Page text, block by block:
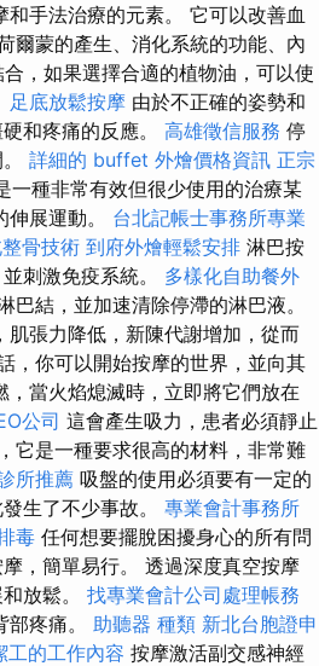
手法治療的元素。 它可以改善血
爾蒙的產生、消化系統的功能、內
，如果選擇合適的植物油，可以使
足底放鬆按摩 由於不正確的姿勢和
和疼痛的反應。 高雄徵信服務 停
詳細的 buffet 外燴價格資訊 正宗
一種非常有效但很少使用的治療某
展運動。 台北記帳士事務所專業
骨技術 到府外燴輕鬆安排 淋巴按
刺激免疫系統。 多樣化自助餐外
結，並加速清除停滯的淋巴液。
張力降低，新陳代謝增加，從而
，你可以開始按摩的世界，並向其
當火焰熄滅時，立即將它們放在
公司 這會產生吸力，患者必須靜止
它是一種要求很高的材料，非常難
所推薦 吸盤的使用必須要有一定的
生了不少事故。 專業會計事務所
毒 任何想要擺脫困擾身心的所有問
，簡單易行。 透過深度真空按摩
放鬆。 找專業會計公司處理帳務
疼痛。 助聽器 種類 新北台胞證申
工的工作內容 按摩激活副交感神經